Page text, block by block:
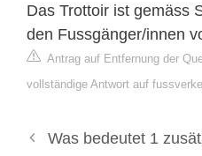
Das Trottoir ist gemäss
den Fussgänger/innen
Antrag auf Entfernung der
vollständige Antwort auf
Was bedeutet 1